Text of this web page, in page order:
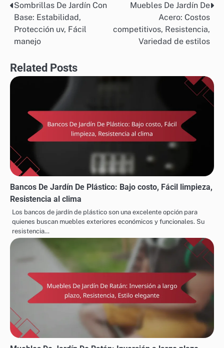
Post
navigation
Sombrillas De Jardín Con
Base: Estabilidad,
Protección uv, Fácil
manejo
Muebles De Jardín De
Acero: Costos
competitivos, Resistencia,
Variedad de estilos
Related Posts
Bancos De Jardín De Plástico: Bajo costo, Fácil limpieza,
Resistencia al clima
Los bancos de jardín de plástico son una excelente opción para
quienes buscan muebles exteriores económicos y funcionales. Su
resistencia…